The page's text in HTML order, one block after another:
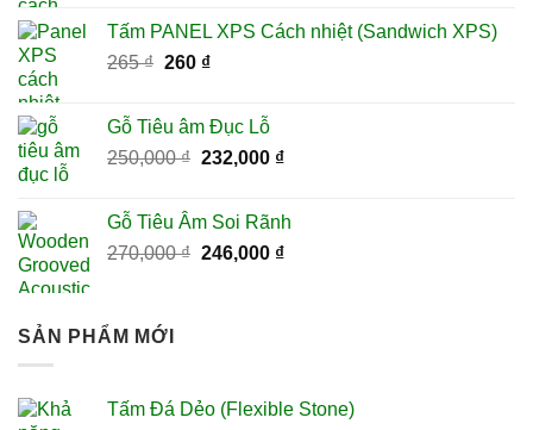
là:
350,000 ₫.
tại
Tấm PANEL XPS Cách nhiệt (Sandwich XPS)
265₫ Giá
265 ₫.
260 ₫Giá
là:
260 ₫.
Gỗ Tiêu âm Đục Lỗ
250,000₫ Giá
250,000 ₫.
232,000 ₫Giá
là:
232,000 ₫.
Gỗ Tiêu Âm Soi Rãnh
270,000₫ Giá
246,000 ₫Giá
SẢN PHẨM MỚI
Tấm Đá Dẻo (Flexible Stone)